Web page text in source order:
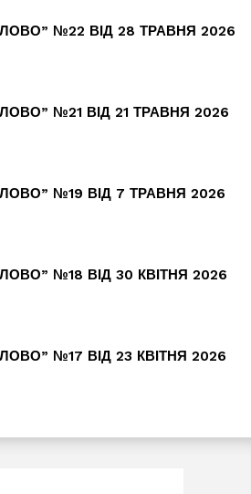
№22 ВІД 28 ТРАВНЯ 2026
№21 ВІД 21 ТРАВНЯ 2026
№19 ВІД 7 ТРАВНЯ 2026
№18 ВІД 30 КВІТНЯ 2026
№17 ВІД 23 КВІТНЯ 2026